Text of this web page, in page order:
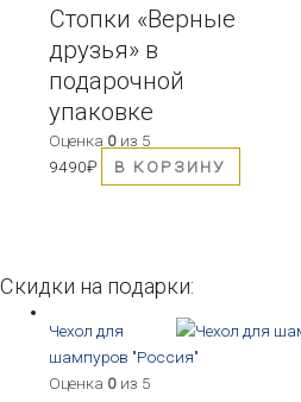
Стопки «Верные
друзья» в
подарочной
упаковке
Оценка 0 из 5
9490₽ В КОРЗИНУ
Скидки на подарки:
Чехол для
шампуров "Россия"
Оценка 0 из 5